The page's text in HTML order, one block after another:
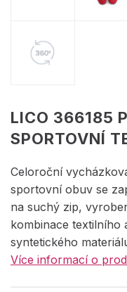
LICO 366185
SPORTOVNÍ
Celoroční
sportovní obuv se
na suchý zip,
kombinace textilního
syntetického
Více informací o